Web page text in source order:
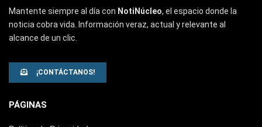
Mantente siempre al día con NotiNúcleo, el espacio donde la
noticia cobra vida. Información veraz, actual y relevante al
alcance de un clic.
¡CONTÁCTANOS!
PÁGINAS